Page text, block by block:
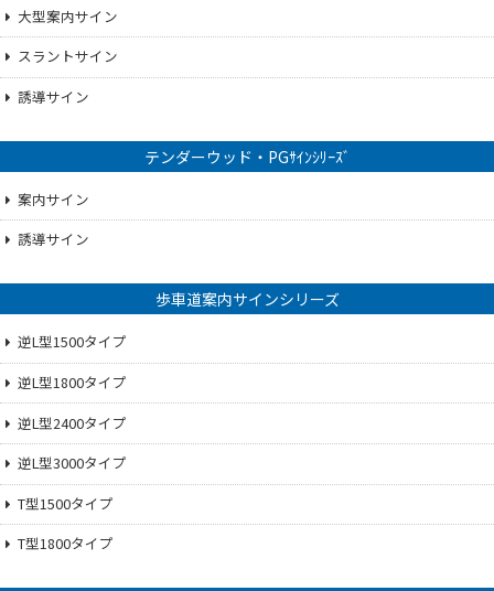
大型案内サイン
スラントサイン
誘導サイン
テンダーウッド・PGｻｲﾝｼﾘｰｽﾞ
案内サイン
誘導サイン
歩車道案内サインシリーズ
逆L型1500タイプ
逆L型1800タイプ
逆L型2400タイプ
逆L型3000タイプ
T型1500タイプ
T型1800タイプ